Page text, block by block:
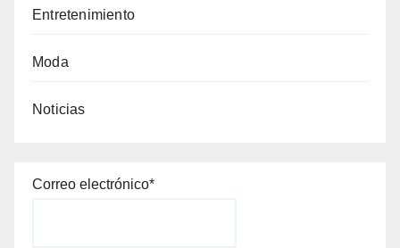
Entretenimiento
Moda
Noticias
Correo electrónico*